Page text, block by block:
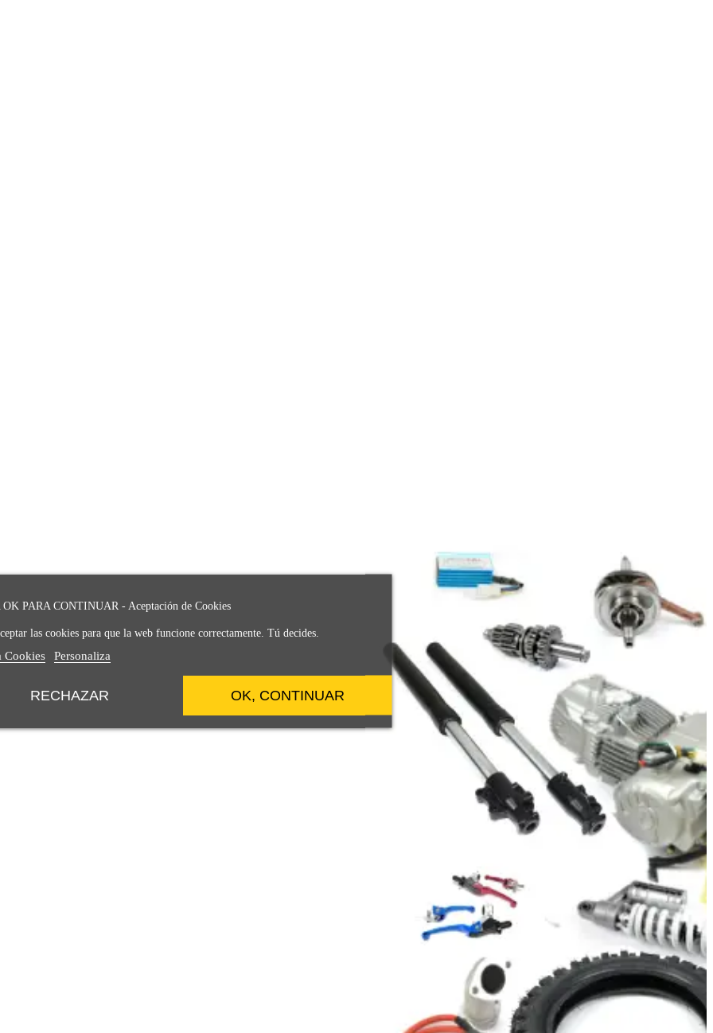
PARA CONTINUAR - Aceptación de Cookies
las cookies para que la web funcione correctamente. Tú decides.
Cookies Personaliza
RECHAZAR OK, CONTINUAR